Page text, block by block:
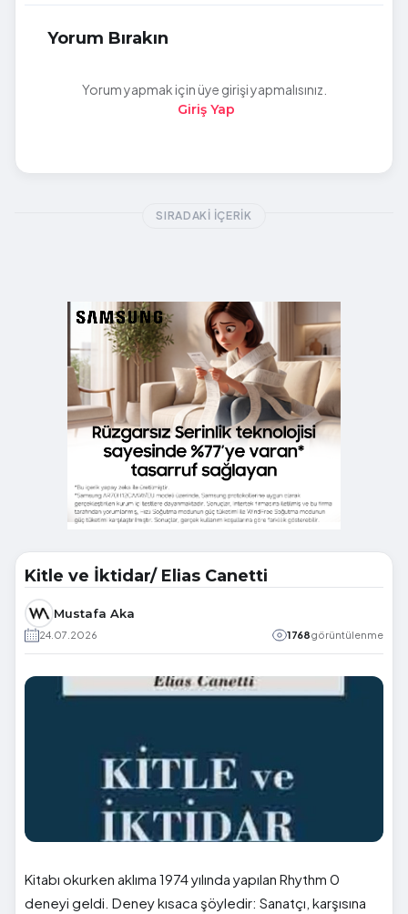
Yorum Bırakın
Yorum yapmak için üye girişi yapmalısınız.
Giriş Yap
SIRADAKI İÇERIK
Kitle ve İktidar/ Elias Canetti
Mustafa Aka
24.07.2026 1768görüntülenme
Kitabı okurken aklıma 1974 yılında yapılan Rhythm 0
deneyi geldi. Deney kısaca şöyledir: Sanatçı, karşısına